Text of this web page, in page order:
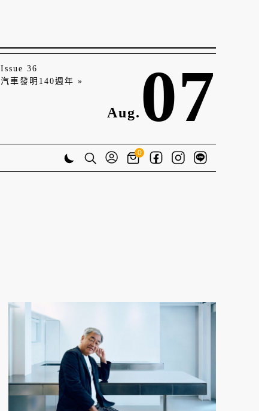
Issue 36
汽車發明140週年 »
Aug. 07
0